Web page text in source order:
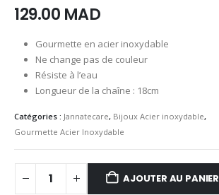
129.00 MAD
Gourmette en acier inoxydable
Ne change pas de couleur
Résiste à l’eau
Longueur de la chaîne : 18cm
Catégories : Jannatecare, Bijoux Acier inoxydable,
Gourmette Acier Inoxydable
AJOUTER AU PANIER